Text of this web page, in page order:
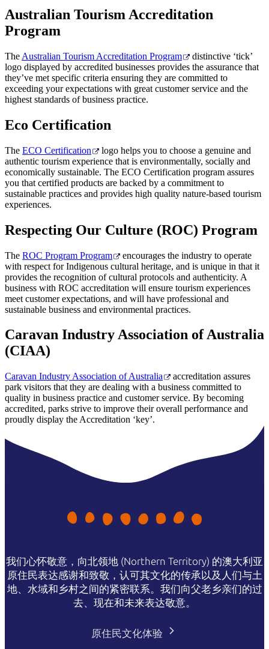
搜
Sign
Australian Tourism Accreditation
Program
The Australian Tourism Accreditation Program
distinctive ‘tick’
logo displayed by accredited businesses provides the assurance that
they’ve met specific criteria ensuring they are committed to
exceeding your expectations with great customer service and the
highest standards of business practice.
Eco Certification
The ECO Certification
logo helps you to choose a genuine and
authentic tourism experience that is environmentally, socially and
economically sustainable. The ECO Certification program assures
you that certified products are backed by a commitment to
sustainable practices and provides high quality nature-based tourism
experiences.
Respecting Our Culture (ROC) Program
The ROC Program Program
encourages the industry to operate
with respect for Indigenous cultural heritage, and is unique in that it
provides the recognition of cultural protocols and authenticity. A
business with ROC accreditation will ensure tourism experiences
meet customer expectations, and will have professional and
sustainable business and environmental practices.
Caravan Industry Association of Australia
(CIAA)
Caravan Industry Association of Australia
accreditation assures
park visitors that they are dealing with a business committed to
quality in business practice and customer service. By becoming
accredited, parks strive to improve their overall performance and
proudly display the Accreditation ‘key’.
我们心怀敬意，向北领地 (Northern Territory) 的澳大利亚
原住民表达感谢和致敬，认可其文化的传承以及人们与土
地、水域和乡村之间的紧密联系。我们向父老乡亲们的过
去、现在和未来表达敬意。
原住民文化体验